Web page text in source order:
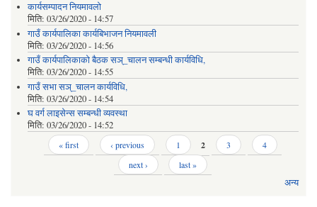
कार्यसम्पादन नियमावलो
मिति: 03/26/2020 - 14:57
गाउँ कार्यपालिका कार्यबिभाजन नियमावली
मिति: 03/26/2020 - 14:56
गाउँ कार्यपालिकाको बैठक सञ्_चालन सम्बन्धी कार्यविधि,
मिति: 03/26/2020 - 14:55
गाउँ सभा सञ्_चालन कार्यविधि,
मिति: 03/26/2020 - 14:54
घ वर्ग लाइसेन्स सम्बन्धी व्यवस्था
मिति: 03/26/2020 - 14:52
« first ‹ previous 1 2 3
4
next ›
last »
अन्य